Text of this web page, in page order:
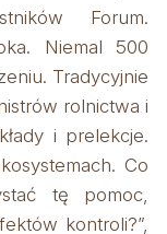
Forum.
Niemal 500
Tradycyjnie
rolnictwa i
i prelekcje.
Co
tę pomoc,
kontroli?”,